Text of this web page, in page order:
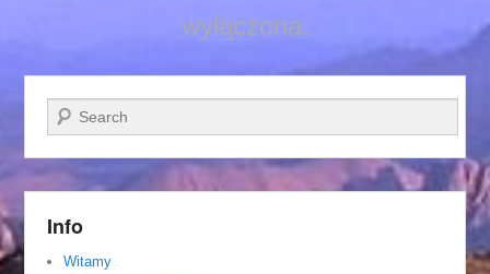
wyłączona.
Szukaj
Info
Witamy